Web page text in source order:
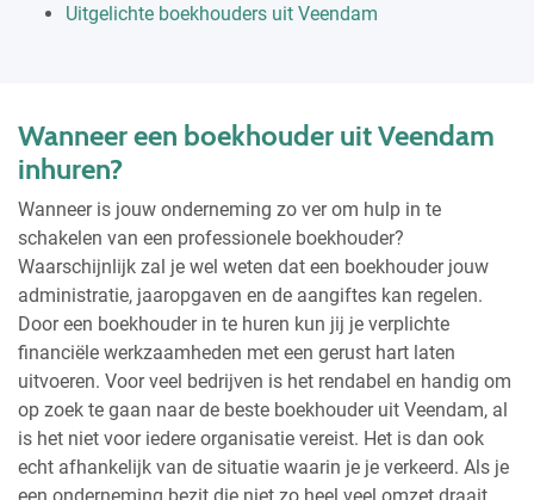
Uitgelichte boekhouders uit Veendam
Wanneer een boekhouder uit Veendam
inhuren?
Wanneer is jouw onderneming zo ver om hulp in te
schakelen van een professionele boekhouder?
Waarschijnlijk zal je wel weten dat een boekhouder jouw
administratie, jaaropgaven en de aangiftes kan regelen.
Door een boekhouder in te huren kun jij je verplichte
financiële werkzaamheden met een gerust hart laten
uitvoeren. Voor veel bedrijven is het rendabel en handig om
op zoek te gaan naar de beste boekhouder uit Veendam, al
is het niet voor iedere organisatie vereist. Het is dan ook
echt afhankelijk van de situatie waarin je je verkeerd. Als je